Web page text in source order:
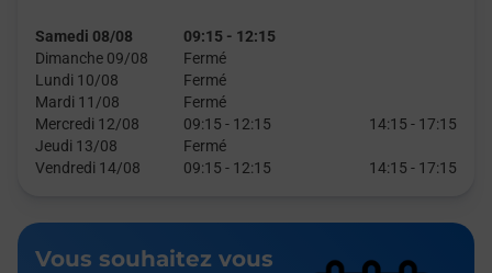
Samedi 08/08 09:15 - 12:15
Dimanche 09/08
Fermé
Lundi 10/08
Fermé
Mardi 11/08
Fermé
Mercredi 12/08
09:15 - 12:15 14:15 - 17:15
Jeudi 13/08
Fermé
Vendredi 14/08
09:15 - 12:15 14:15 - 17:15
Vous souhaitez vous